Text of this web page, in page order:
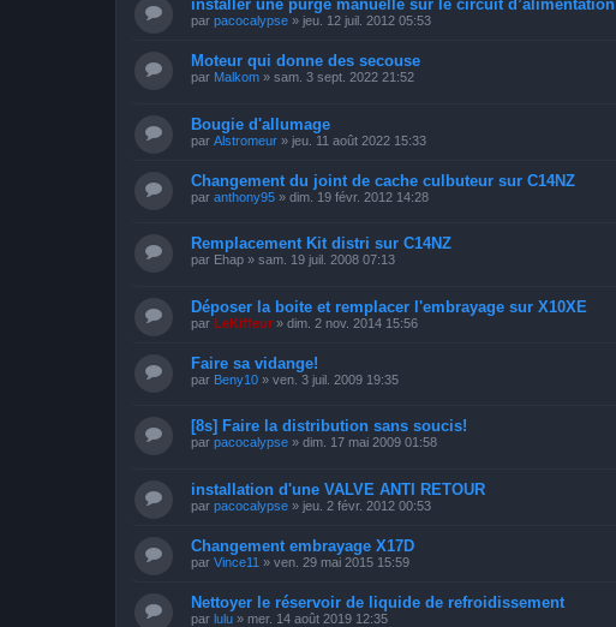
installer une purge manuelle sur le circuit d’alimentation
par pacocalypse » jeu. 12 juil. 2012 05:53
Moteur qui donne des secouse
par Malkom » sam. 3 sept. 2022 21:52
Bougie d'allumage
par Alstromeur » jeu. 11 août 2022 15:33
Changement du joint de cache culbuteur sur C14NZ
par anthony95 » dim. 19 févr. 2012 14:28
Remplacement Kit distri sur C14NZ
par Ehap » sam. 19 juil. 2008 07:13
Déposer la boite et remplacer l'embrayage sur X10XE
par LeKiffeur » dim. 2 nov. 2014 15:56
Faire sa vidange!
par Beny10 » ven. 3 juil. 2009 19:35
[8s] Faire la distribution sans soucis!
par pacocalypse » dim. 17 mai 2009 01:58
installation d'une VALVE ANTI RETOUR
par pacocalypse » jeu. 2 févr. 2012 00:53
Changement embrayage X17D
par Vince11 » ven. 29 mai 2015 15:59
Nettoyer le réservoir de liquide de refroidissement
par lulu » mer. 14 août 2019 12:35